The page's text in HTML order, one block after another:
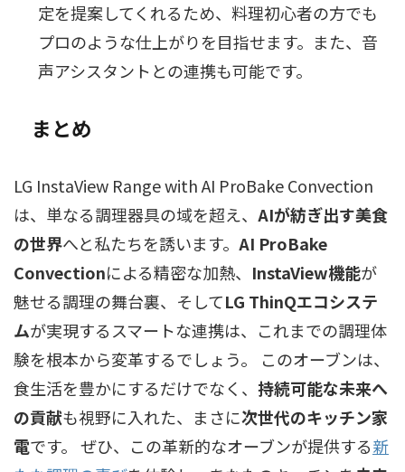
定を提案してくれるため、料理初心者の方でも
プロのような仕上がりを目指せます。また、音
声アシスタントとの連携も可能です。
まとめ
LG InstaView Range with AI ProBake Convection
は、単なる調理器具の域を超え、 AIが紡ぎ出す美食
の世界へと私たちを誘います。 AI ProBake
Convectionによる精密な加熱、 InstaView機能が
魅せる調理の舞台裏、そしてLG ThinQエコシステ
ムが実現するスマートな連携は、これまでの調理体
験を根本から変革するでしょう。 このオーブンは、
食生活を豊かにするだけでなく、 持続可能な未来へ
の貢献も視野に入れた、まさに次世代のキッチン家
電です。 ぜひ、この革新的なオーブンが提供する新